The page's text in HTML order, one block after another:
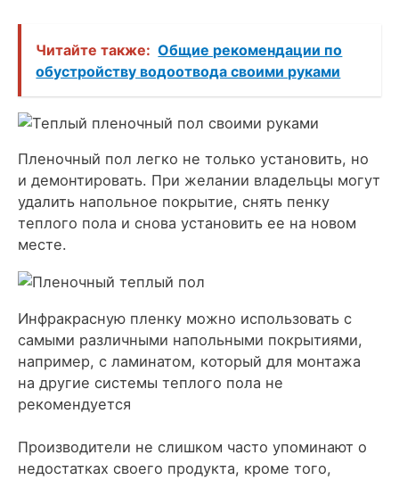
Читайте также: Общие рекомендации по
обустройству водоотвода своими руками
Пленочный пол легко не только установить, но
и демонтировать. При желании владельцы могут
удалить напольное покрытие, снять пенку
теплого пола и снова установить ее на новом
месте.
Инфракрасную пленку можно использовать с
самыми различными напольными покрытиями,
например, с ламинатом, который для монтажа
на другие системы теплого пола не
рекомендуется
Производители не слишком часто упоминают о
недостатках своего продукта, кроме того,